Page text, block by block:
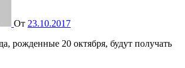
От 23.10.2017